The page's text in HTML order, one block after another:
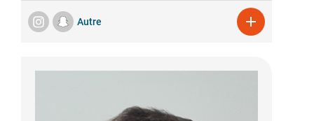
Autre 